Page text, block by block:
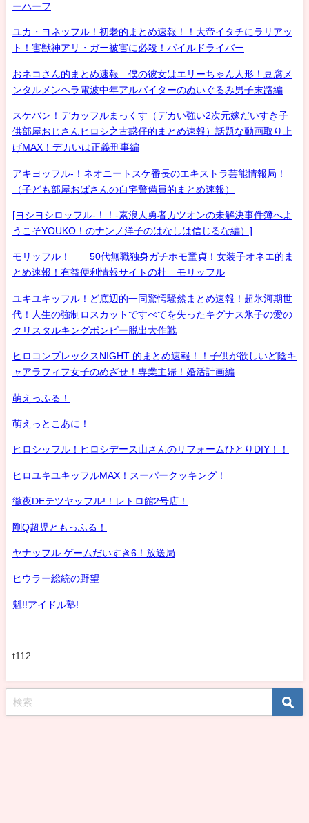
ーハーフ
ユカ・ヨネッフル！初老的まとめ速報！！大帝イタチにラリアッ
ト！害獣神アリ・ガー被害に必殺！パイルドライバー
おネコさん的まとめ速報 僕の彼女はエリーちゃん人形！豆腐メ
ンタルメンヘラ電波中年アルバイターのぬいぐるみ男子末路編
スケバン！デカッフルまっくす（デカい強い2次元嫁だいすき子
供部屋おじさんヒロシ之古惑仔的まとめ速報）話題な動画取り上
げMAX！デカいは正義刑事編
アキヨッフル-！ネオニートスケ番長のエキストラ芸能情報局！
（子ども部屋おばさんの自宅警備員的まとめ速報）
[ヨシヨシロッフル-！！-素浪人勇者カツオンの未解決事件簿へよ
うこそYOUKO！のナンノ洋子のはなしは信じるな編）]
モリッフル！ 50代無職独身ガチホモ童貞！女装子オネエ的ま
とめ速報！有益便利情報サイトの杜 モリッフル
ユキユキッフル！ど底辺的一同驚愕騒然まとめ速報！超氷河期世
代！人生の強制ロスカットですべてを失ったキグナス氷子の愛の
クリスタルキングボンビー脱出大作戦
ヒロコンプレックスNIGHT 的まとめ速報！！子供が欲しいど陰キ
ャアラフィフ女子のめざせ！専業主婦！婚活計画編
萌えっふる！
萌えっとこあに！
ヒロシッフル！ヒロシデース山さんのリフォームひとりDIY！！
ヒロユキユキッフルMAX！スーパークッキング！
徹夜DEテツヤッフル!！レトロ館2号店！
剛Q超児ともっふる！
ヤナッフル ゲームだいすき6！放送局
ヒウラー総統の野望
魁!!アイドル塾!
t112